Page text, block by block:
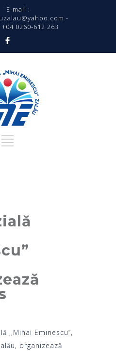
E-mail :
-
0260-612 263
,,Mihai Eminescu”,
organizează